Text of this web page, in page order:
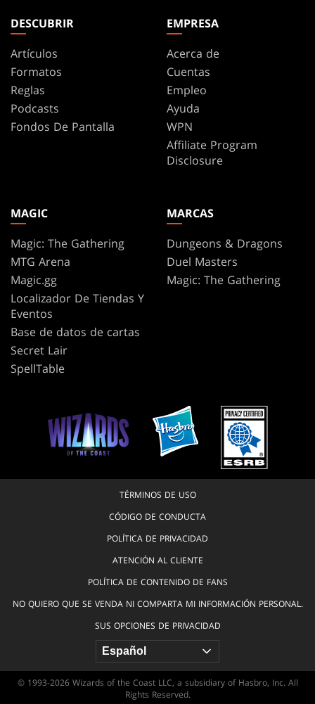
DESCUBRIR
Artículos
Formatos
Reglas
Podcasts
Fondos De Pantalla
EMPRESA
Acerca de
Cuentas
Empleo
Ayuda
WPN
Affiliate Program
Disclosure
MAGIC
Magic: The Gathering
MTG Arena
Magic.gg
Localizador De Tiendas Y
Eventos
Base de datos de cartas
Secret Lair
SpellTable
MARCAS
Dungeons & Dragons
Duel Masters
Magic: The Gathering
TÉRMINOS DE USO
CÓDIGO DE CONDUCTA
POLÍTICA DE PRIVACIDAD
ATENCIÓN AL CLIENTE
POLÍTICA DE CONTENIDO DE FANS
NO QUIERO QUE SE VENDA NI COMPARTA MI INFORMACIÓN PERSONAL.
SUS OPCIONES DE PRIVACIDAD
© 1993-2026 Wizards of the Coast LLC, a subsidiary of Hasbro, Inc. All
Rights Reserved.